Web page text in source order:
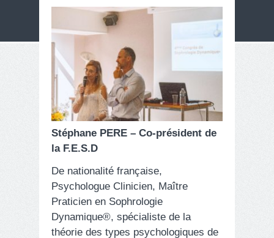
Stéphane PERE – Co-président de
la F.E.S.D
De nationalité française,
Psychologue Clinicien, Maître
Praticien en Sophrologie
Dynamique®, spécialiste de la
théorie des types psychologiques de